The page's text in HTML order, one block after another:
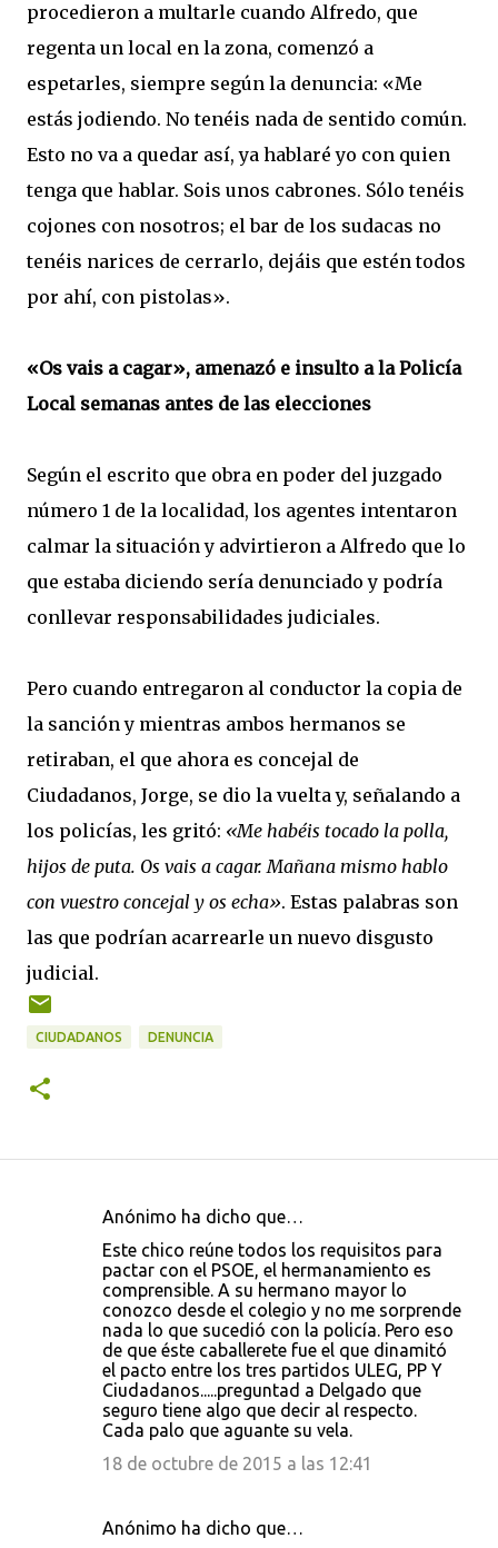
procedieron a multarle cuando Alfredo, que
regenta un local en la zona, comenzó a
espetarles, siempre según la denuncia: «Me
estás jodiendo. No tenéis nada de sentido común.
Esto no va a quedar así, ya hablaré yo con quien
tenga que hablar. Sois unos cabrones. Sólo tenéis
cojones con nosotros; el bar de los sudacas no
tenéis narices de cerrarlo, dejáis que estén todos
por ahí, con pistolas».
«Os vais a cagar», amenazó e insulto a la Policía
Local semanas antes de las elecciones
Según el escrito que obra en poder del juzgado
número 1 de la localidad, los agentes intentaron
calmar la situación y advirtieron a Alfredo que lo
que estaba diciendo sería denunciado y podría
conllevar responsabilidades judiciales.
Pero cuando entregaron al conductor la copia de
la sanción y mientras ambos hermanos se
retiraban, el que ahora es concejal de
Ciudadanos, Jorge, se dio la vuelta y, señalando a
los policías, les gritó: «Me habéis tocado la polla,
hijos de puta. Os vais a cagar. Mañana mismo hablo
con vuestro concejal y os echa». Estas palabras son
las que podrían acarrearle un nuevo disgusto
judicial.
CIUDADANOS DENUNCIA
Anónimo ha dicho que…
Este chico reúne todos los requisitos para
pactar con el PSOE, el hermanamiento es
comprensible. A su hermano mayor lo
conozco desde el colegio y no me sorprende
nada lo que sucedió con la policía. Pero eso
de que éste caballerete fue el que dinamitó
el pacto entre los tres partidos ULEG, PP Y
Ciudadanos.....preguntad a Delgado que
seguro tiene algo que decir al respecto.
Cada palo que aguante su vela.
18 de octubre de 2015 a las 12:41
Anónimo ha dicho que…